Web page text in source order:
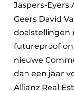
Jaspers-Eyers
Geers David
doelstellingen
futureproof
nieuwe
dan een jaar
Allianz Real